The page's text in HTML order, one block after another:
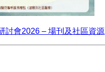
討會2026 – 場刊及社區資源